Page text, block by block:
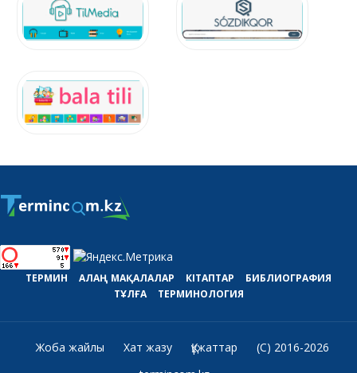
ТЕРМИН АЛАҢ МАҚАЛАЛАР КІТАПТАР
БИБЛИОГРАФИЯ
ТҰЛҒА
ТЕРМИНОЛОГИЯ
Жоба жайлы Хат жазу Құжаттар
(C) 2016-2026